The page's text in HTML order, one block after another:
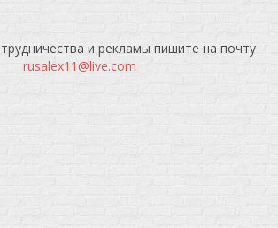
и рекламы пишите на почту
rusalex11@live.com